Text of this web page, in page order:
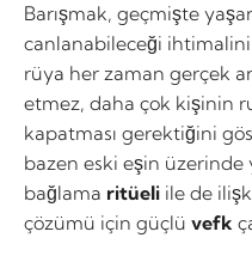
Barışmak, geçmişte
canlanabileceği
rüya her zaman gerçek
etmez, daha çok kişinin
kapatması gerektiğini
bazen eski eşin üzerinde
bağlama ritüeli ile de
çözümü için güçlü vefk